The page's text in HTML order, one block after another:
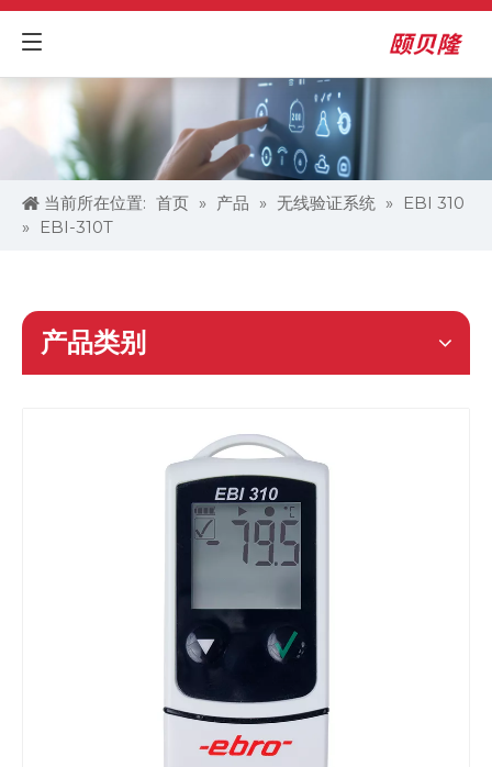
当前所在位置: 首页 » 产品 » 无线验证系统 »
EBI 310
»
EBI-310T
产品类别